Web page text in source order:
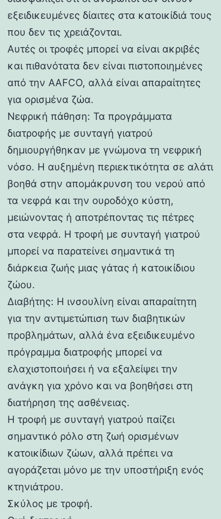
εξειδικευμένες δίαιτες στα κατοικίδιά τους
που δεν τις χρειάζονται.
Αυτές οι τροφές μπορεί να είναι ακριβές
και πιθανότατα δεν είναι πιστοποιημένες
από την AAFCO, αλλά είναι απαραίτητες
για ορισμένα ζώα.
Νεφρική πάθηση: Τα προγράμματα
διατροφής με συνταγή γιατρού
δημιουργήθηκαν με γνώμονα τη νεφρική
νόσο. Η αυξημένη περιεκτικότητα σε αλάτι
βοηθά στην απομάκρυνση του νερού από
τα νεφρά και την ουροδόχο κύστη,
μειώνοντας ή αποτρέποντας τις πέτρες
στα νεφρά. Η τροφή με συνταγή γιατρού
μπορεί να παρατείνει σημαντικά τη
διάρκεια ζωής μιας γάτας ή κατοικίδιου
ζώου.
Διαβήτης: Η ινσουλίνη είναι απαραίτητη
για την αντιμετώπιση των διαβητικών
προβλημάτων, αλλά ένα εξειδικευμένο
πρόγραμμα διατροφής μπορεί να
ελαχιστοποιήσει ή να εξαλείψει την
ανάγκη για χρόνο και να βοηθήσει στη
διατήρηση της ασθένειας.
Η τροφή με συνταγή γιατρού παίζει
σημαντικό ρόλο στη ζωή ορισμένων
κατοικίδιων ζώων, αλλά πρέπει να
αγοράζεται μόνο με την υποστήριξη ενός
κτηνιάτρου.
Σκύλος με τροφή.